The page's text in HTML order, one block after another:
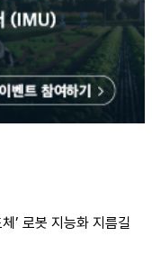
’ 로봇 지능화 지름길